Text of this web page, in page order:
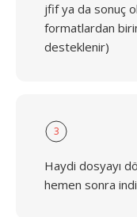
jfif ya da sonuç
formatlardan
desteklenir)
3
Haydi dosyayı
hemen sonra